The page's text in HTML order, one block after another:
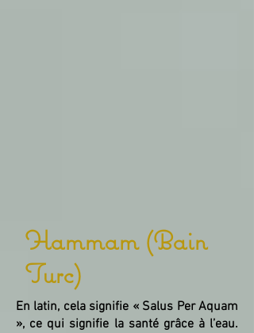
Hammam (Bain
Turc)
En latin, cela signifie « Salus Per Aquam
», ce qui signifie la santé grâce à l’eau.